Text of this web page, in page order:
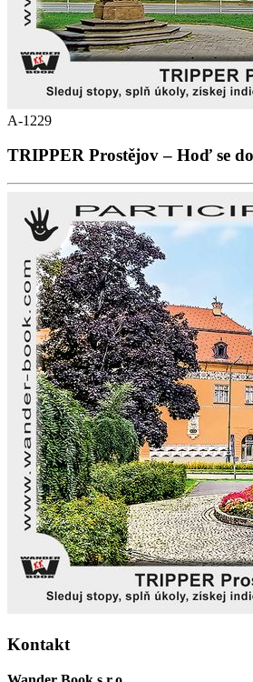
A-1229
TRIPPER Prostějov – Hoď se
Kontakt